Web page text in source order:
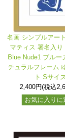
名画 シンプルアー
マティス 署名入り
Blue Nude1 ブルー
チュラルフレーム
ト Sサイ
2,400円(税込
お気に入りに